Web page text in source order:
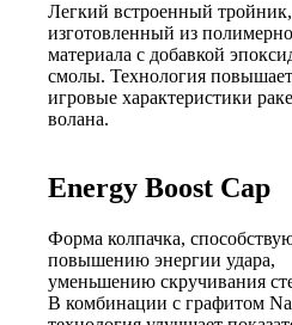
Легкий встроенный тройник,
изготовленный из
материала с добавкой
смолы. Технология повышает
игровые характеристики
волана.
Energy Boost Cap
Форма колпачка,
повышению энергии удара,
уменьшению скручивания
В комбинации с графитом